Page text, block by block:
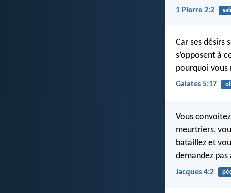
1 Pierre 2:2
Car ses désirs
s’opposent à
pourquoi vous
Galates 5:17
Vous
meurtriers,
bataillez et
demandez pas
Jacques 4:2